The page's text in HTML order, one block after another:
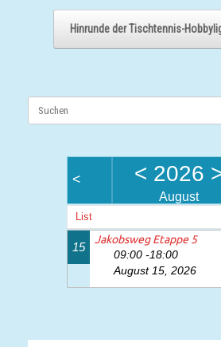
Hinrunde der Tischtennis-
Suchen
< < 2026
August
List
15
Jakobsweg Etappe 5
09:00 -18:00
August 15, 2026